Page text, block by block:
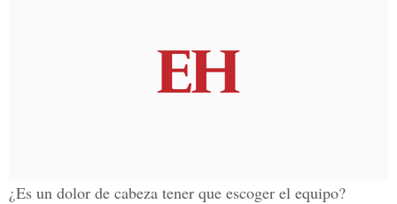
¿Es un dolor de cabeza tener que escoger el equipo?